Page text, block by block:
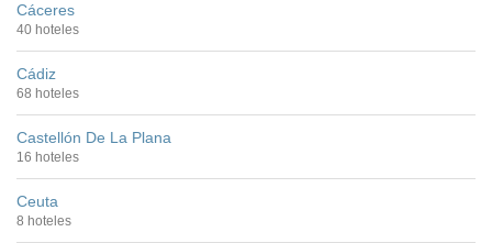
Cáceres
40 hoteles
Cádiz
68 hoteles
Castellón De La Plana
16 hoteles
Ceuta
8 hoteles